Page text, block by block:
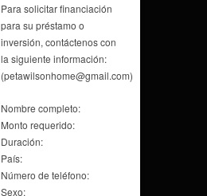
Para solicitar financiación
para su préstamo o
inversión, contáctenos con
la siguiente información:
(petawilsonhome@gmail.com)
Nombre completo:
Monto requerido:
Duración:
País:
Número de teléfono:
Sexo: